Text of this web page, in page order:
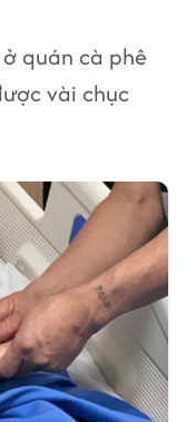
quán cà phê
vài chục